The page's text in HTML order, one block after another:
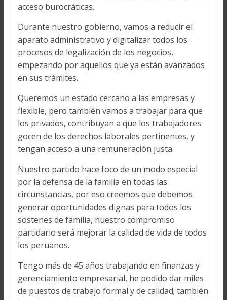
acceso burocráticas.
Durante nuestro gobierno, vamos a reducir el
aparato administrativo y digitalizar todos los
procesos de legalización de los negocios,
empezando por aquellos que ya están avanzados
en sus trámites.
Queremos un estado cercano a las empresas y
flexible, pero también vamos a trabajar para que
los privados, contribuyan a que los trabajadores
gocen de los derechos laborales pertinentes, y
tengan acceso a una remuneración justa.
Nuestro partido hace foco de un modo especial
por la defensa de la familia en todas las
circunstancias, por eso creemos que debemos
generar oportunidades dignas para todos los
sostenes de familia, nuestro compromiso
partidario será mejorar la calidad de vida de todos
los peruanos.
Tengo más de 45 años trabajando en finanzas y
gerenciamiento empresarial, he podido dar miles
de puestos de trabajo formal y de calidad; también